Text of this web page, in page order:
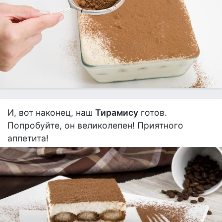
И, вот наконец, наш Тирамису готов.
Попробуйте, он великолепен! Приятного
аппетита!